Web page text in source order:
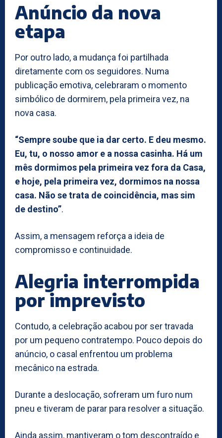
Anúncio da nova
etapa
Por outro lado, a mudança foi partilhada
diretamente com os seguidores. Numa
publicação emotiva, celebraram o momento
simbólico de dormirem, pela primeira vez, na
nova casa.
“Sempre soube que ia dar certo. E deu mesmo.
Eu, tu, o nosso amor e a nossa casinha. Há um
mês dormimos pela primeira vez fora da Casa,
e hoje, pela primeira vez, dormimos na nossa
casa. Não se trata de coincidência, mas sim
de destino”.
Assim, a mensagem reforça a ideia de
compromisso e continuidade.
Alegria interrompida
por imprevisto
Contudo, a celebração acabou por ser travada
por um pequeno contratempo. Pouco depois do
anúncio, o casal enfrentou um problema
mecânico na estrada.
Durante a deslocação, sofreram um furo num
pneu e tiveram de parar para resolver a situação.
Ainda assim, mantiveram o tom descontraído e